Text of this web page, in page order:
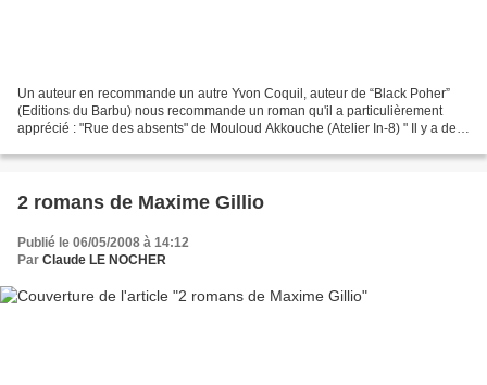
Un auteur en recommande un autre Yvon Coquil, auteur de “Black Poher”
(Editions du Barbu) nous recommande un roman qu'il a particulièrement
apprécié : "Rue des absents" de Mouloud Akkouche (Atelier In-8) " Il y a des
2 romans de Maxime Gillio
Publié le 06/05/2008 à 14:12
Par Claude LE NOCHER